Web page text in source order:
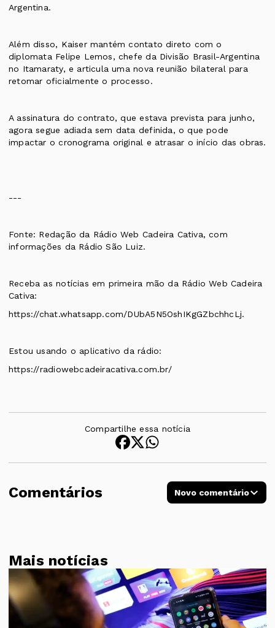
Argentina.
Além disso, Kaiser mantém contato direto com o
diplomata Felipe Lemos, chefe da Divisão Brasil-Argentina
no Itamaraty, e articula uma nova reunião bilateral para
retomar oficialmente o processo.
A assinatura do contrato, que estava prevista para junho,
agora segue adiada sem data definida, o que pode
impactar o cronograma original e atrasar o início das obras.
---
Fonte: Redação da Rádio Web Cadeira Cativa, com
informações da Rádio São Luiz.
Receba as notícias em primeira mão da Rádio Web Cadeira
Cativa:
https://chat.whatsapp.com/DUbA5N5OshIKgGZbchhcLj.
Estou usando o aplicativo da rádio:
https://radiowebcadeiracativa.com.br/
Compartilhe essa notícia
Comentários Novo comentário
Mais notícias